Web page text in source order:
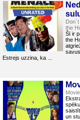
the
Šī ir
the
Estrejs uzzina, ka ...
un